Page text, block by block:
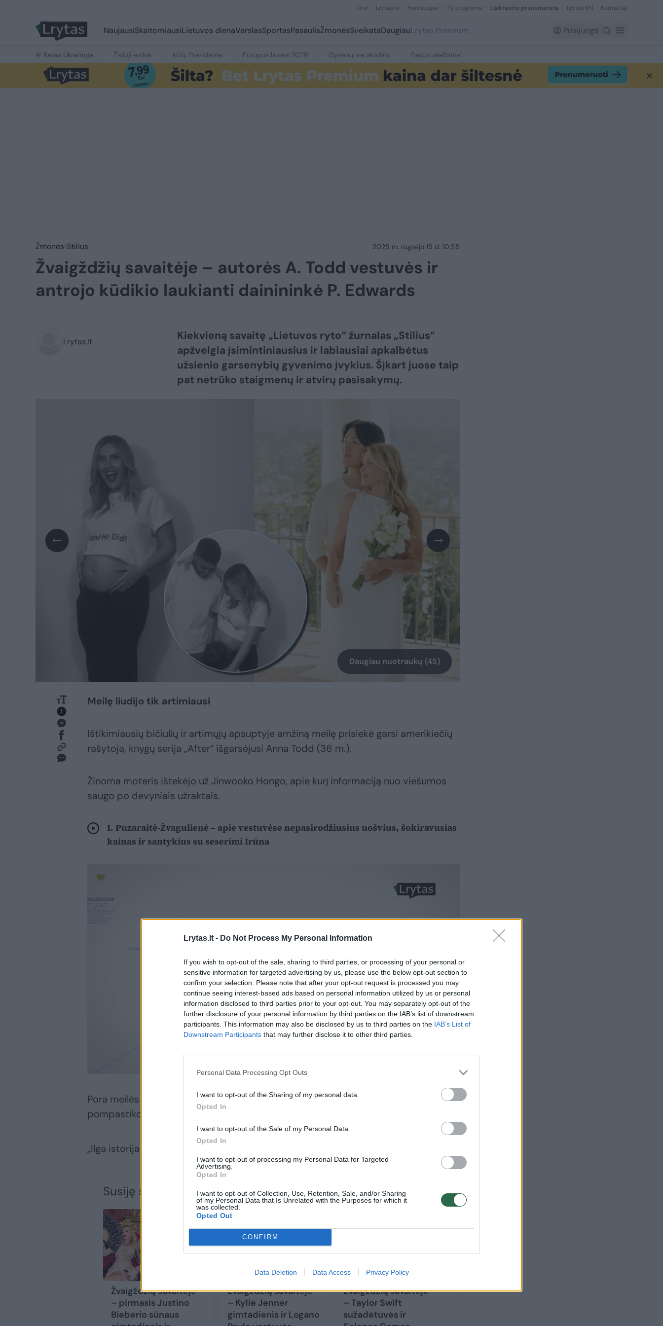
Lrytas.lt - Do Not Process My Personal Information
If you wish to opt-out of the sale, sharing to third parties, or processing of your personal or
sensitive information for targeted advertising by us, please use the below opt-out section to
confirm your selection. Please note that after your opt-out request is processed you may
continue seeing interest-based ads based on personal information utilized by us or personal
information disclosed to third parties prior to your opt-out. You may separately opt-out of the
further disclosure of your personal information by third parties on the IAB’s list of downstream
participants. This information may also be disclosed by us to third parties on the IAB’s List of
Downstream Participants that may further disclose it to other third parties.
Personal Data Processing Opt Outs
I want to opt-out of the Sharing of my personal data.
Opted In
I want to opt-out of the Sale of my Personal Data.
Opted In
I want to opt-out of processing my Personal Data for Targeted
Advertising.
Opted In
I want to opt-out of Collection, Use, Retention, Sale, and/or Sharing
of my Personal Data that Is Unrelated with the Purposes for which it
was collected.
Opted Out
CONFIRM
Data Deletion Data Access Privacy Policy
Orai Lrytas.tv Horoskopai TV programa Laikraščio prenumerata Lrytas EN Kontaktai
NaujausiSkaitomiausiLietuvos dienaVerslasSportasPasaulisŽmonėsSveikataDaugiauLrytas Premium Prisijungti
Karas Ukrainoje Žalioji erdvė Ačiū, Prezidente Europos burės 2026 Gyvenu, ne skrolinu Darbo skelbimai
Žmonės Stilius 2025 m. rugsėjo 15 d. 10:55
Žvaigždžių savaitėje – autorės A. Todd vestuvės ir
antrojo kūdikio laukianti dainininkė P. Edwards
Lrytas.lt
Kiekvieną savaitę „Lietuvos ryto“ žurnalas „Stilius“
apžvelgia įsimintiniausius ir labiausiai apkalbėtus
užsienio garsenybių gyvenimo įvykius. Šįkart juose taip
pat netrūko staigmenų ir atvirų pasisakymų.
Daugiau nuotraukų (45)
Meilę liudijo tik artimiausi
Ištikimiausių bičiulių ir artimųjų apsuptyje amžiną meilę prisiekė garsi amerikiečių
rašytoja, knygų serija „After“ išgarsėjusi Anna Todd (36 m.).
Žinoma moteris ištekėjo už Jinwooko Hongo, apie kurį informaciją nuo viešumos
saugo po devyniais užraktais.
I. Puzaraitė-Žvagulienė – apie vestuvėse nepasirodžiusius uošvius, šokiravusias
kainas ir santykius su seserimi Irūna
Pora meilės šventę iškėlė jaukioje viloje Santa Barbaroje, Kalifornijoje, be jokios
pompastikos.
„Ilga istorija trumpai – mes pasakėme „taip“, – žinią pasauliui pranešė Anna.
Susiję straipsniai
Žvaigždžių savaitėje
– pirmasis Justino
Bieberio sūnaus
Žvaigždžių savaitėje
– Kylie Jenner
gimtadienis ir Logano
Žvaigždžių savaitėje
– Taylor Swift
sužadėtuvės ir